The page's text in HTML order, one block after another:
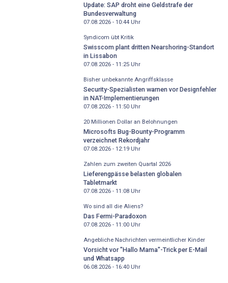
Update: SAP droht eine Geldstrafe der
Bundesverwaltung
07.08.2026 - 10:44Uhr
Syndicom übt Kritik
Swisscom plant dritten Nearshoring-Standort
in Lissabon
07.08.2026 - 11:25Uhr
Bisher unbekannte Angriffsklasse
Security-Spezialisten warnen vor Designfehler
in NAT-Implementierungen
07.08.2026 - 11:50Uhr
20 Millionen Dollar an Belohnungen
Microsofts Bug-Bounty-Programm
verzeichnet Rekordjahr
07.08.2026 - 12:19Uhr
Zahlen zum zweiten Quartal 2026
Lieferengpässe belasten globalen
Tabletmarkt
07.08.2026 - 11:08Uhr
Wo sind all die Aliens?
Das Fermi-Paradoxon
07.08.2026 - 11:00Uhr
Angebliche Nachrichten vermeintlicher Kinder
Vorsicht vor "Hallo Mama"-Trick per E-Mail
und Whatsapp
06.08.2026 - 16:40Uhr